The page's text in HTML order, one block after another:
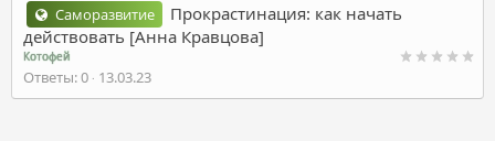
Саморазвитие
Прокрастинация: как начать
действовать [Анна Кравцова]
Котофей
Ответы 0 13.03.23